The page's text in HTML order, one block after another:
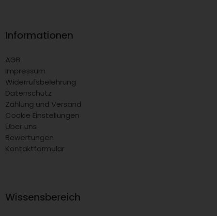
Informationen
AGB
Impressum
Widerrufsbelehrung
Datenschutz
Zahlung und Versand
Cookie Einstellungen
Über uns
Bewertungen
Kontaktformular
Wissensbereich